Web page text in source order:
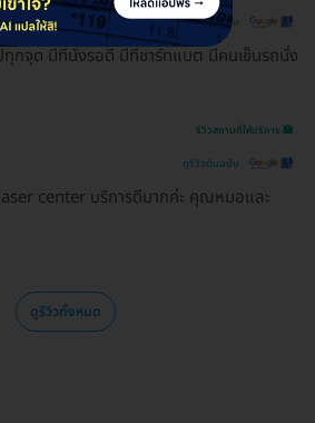
ดูรีวิวต้นฉบับ
ทุกจุด มีที่นั่งรอดี มีที่ชาร์ทแบต มีคนเข็นรถนั่ง
รีวิวสถานที่ให้บริการ 🏥
ดูรีวิวต้นฉบับ
center บริการดีมากค่ะ คุณหมอและ
ดูรีวิวทั้งหมด